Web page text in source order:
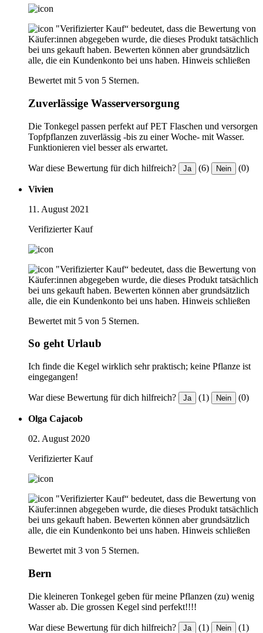
"Verifizierter Kauf“ bedeutet, dass die Bewertung von
Käufer:innen abgegeben wurde, die dieses Produkt tatsächlich
bei uns gekauft haben. Bewerten können aber grundsätzlich
alle, die ein Kundenkonto bei uns haben. Hinweis schließen
Bewertet mit 5 von 5 Sternen.
Zuverlässige Wasserversorgung
Die Tonkegel passen perfekt auf PET Flaschen und versorgen
Topfpflanzen zuverlässig -bis zu einer Woche- mit Wasser.
Funktionieren viel besser als erwartet.
War diese Bewertung für dich hilfreich? Ja (6) Nein (0)
Vivien
11. August 2021
Verifizierter Kauf
"Verifizierter Kauf“ bedeutet, dass die Bewertung von
Käufer:innen abgegeben wurde, die dieses Produkt tatsächlich
bei uns gekauft haben. Bewerten können aber grundsätzlich
alle, die ein Kundenkonto bei uns haben. Hinweis schließen
Bewertet mit 5 von 5 Sternen.
So geht Urlaub
Ich finde die Kegel wirklich sehr praktisch; keine Pflanze ist
eingegangen!
War diese Bewertung für dich hilfreich? Ja (1) Nein (0)
Olga Cajacob
02. August 2020
Verifizierter Kauf
"Verifizierter Kauf“ bedeutet, dass die Bewertung von
Käufer:innen abgegeben wurde, die dieses Produkt tatsächlich
bei uns gekauft haben. Bewerten können aber grundsätzlich
alle, die ein Kundenkonto bei uns haben. Hinweis schließen
Bewertet mit 3 von 5 Sternen.
Bern
Die kleineren Tonkegel geben für meine Pflanzen (zu) wenig
Wasser ab. Die grossen Kegel sind perfekt!!!!
War diese Bewertung für dich hilfreich? Ja (1) Nein (1)